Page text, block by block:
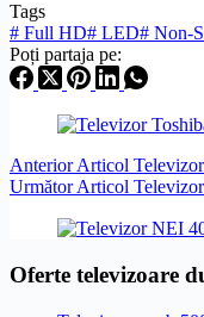
Tags
# Full HD# LED# Non-
Poți partaja pe:
AnteriorArticol
UrmătorArticol
Oferte televizoare